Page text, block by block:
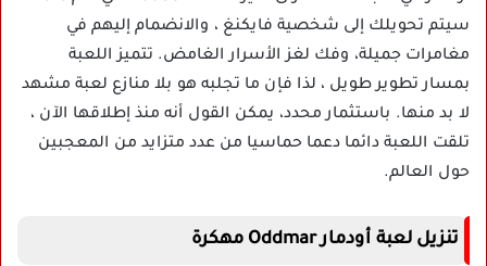
سيتم تحويلك إلى شخصية فايكنغ ، والانضمام إليهم في
مغامرات جميلة، وفك لغز الأسرار الغامض. تتميز اللعبة
بمسار تطوير طويل ، لذا فإن ما تجلبه هو بلا منازع لعبة مشهد
لا بد منها. باستثمار محدد، يمكن القول أنه منذ إطلاقها الآن ،
تلقت اللعبة دائما دعما حماسيا من عدد متزايد من المعجبين
حول العالم.
تنزيل لعبة أودمار Oddmar مهكرة